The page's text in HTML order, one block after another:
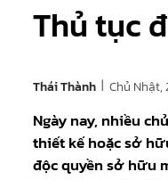
Thủ tục
Thái Thành | Chủ
Ngày nay, nhiều
thiết kế hoặc sở
độc quyền sở hữu